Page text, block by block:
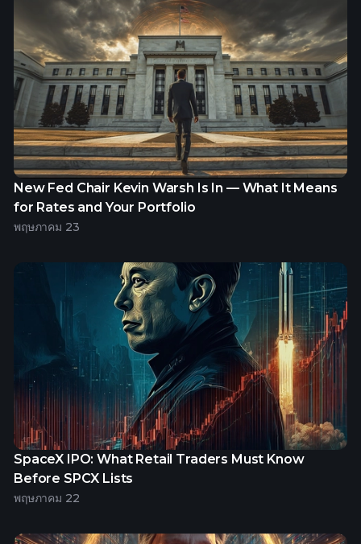
New Fed Chair Kevin Warsh Is In — What It Means
for Rates and Your Portfolio
พฤษภาคม 23
SpaceX IPO: What Retail Traders Must Know
Before SPCX Lists
พฤษภาคม 22